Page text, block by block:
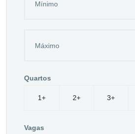
Quartos
1+ 2+ 3+
Vagas